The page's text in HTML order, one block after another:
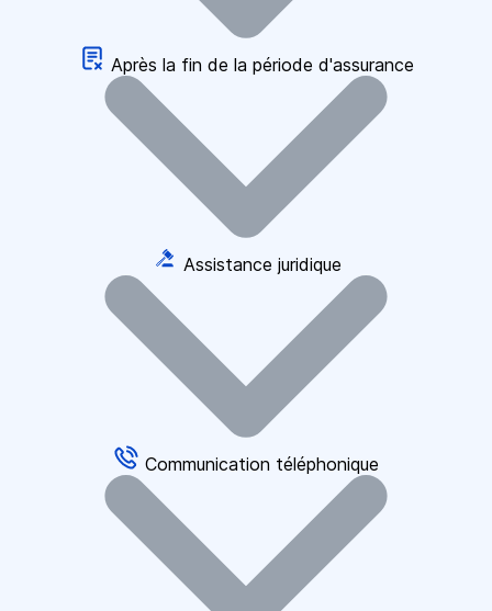
Après la fin de la période d'assurance
Assistance juridique
Communication téléphonique